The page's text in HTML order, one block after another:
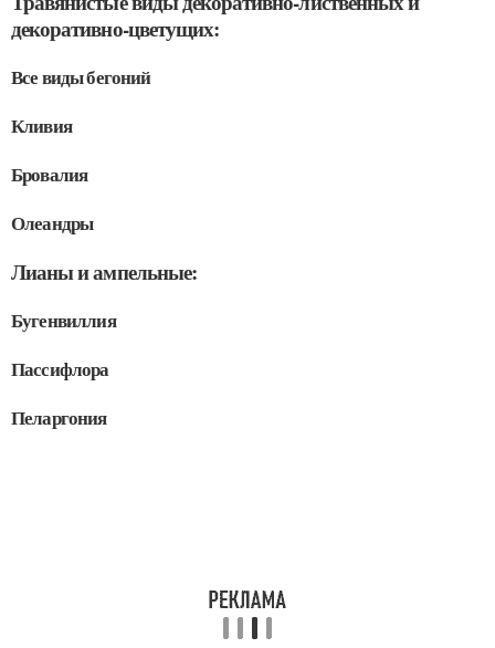
декоративно-цветущих:
Все виды бегоний
Кливия
Бровалия
Олеандры
Лианы и ампельные:
Бугенвиллия
Пассифлора
Пеларгония